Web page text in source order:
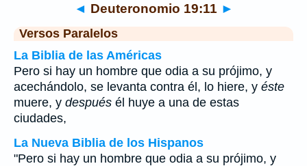
◄ Deuteronomio 19:11 ►
Versos Paralelos
La Biblia de las Américas
Pero si hay un hombre que odia a su prójimo, y
acechándolo, se levanta contra él, lo hiere, y éste
muere, y después él huye a una de estas
ciudades,
La Nueva Biblia de los Hispanos
"Pero si hay un hombre que odia a su prójimo, y